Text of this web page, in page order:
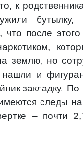
к
бутылку,
что после
землю, но
нашли и
закладку. По
следы
– почти